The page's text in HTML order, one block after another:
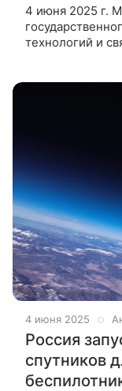
4 июня 2025 г.
технологий и
4 июня 2025
Россия
спутников